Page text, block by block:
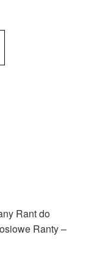
Rant do
Ranty –